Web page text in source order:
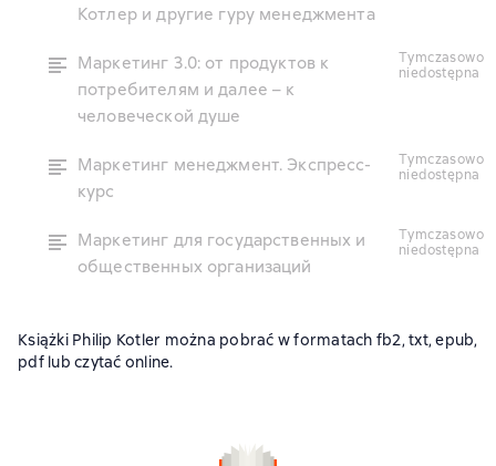
Котлер и другие гуру менеджмента
Маркетинг 3.0: от продуктов к
потребителям и далее – к
человеческой душе
tymczasowo
niedostępna
Маркетинг менеджмент. Экспресс-
курс
tymczasowo
niedostępna
Маркетинг для государственных и
общественных организаций
tymczasowo
niedostępna
Książki Philip Kotler można pobrać w formatach fb2, txt, epub,
pdf lub czytać online.